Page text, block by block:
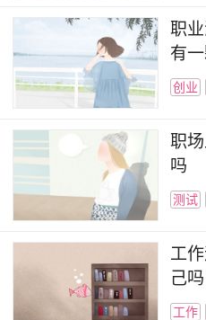
职
有
创业
职
吗
测试
工
己吗
工作